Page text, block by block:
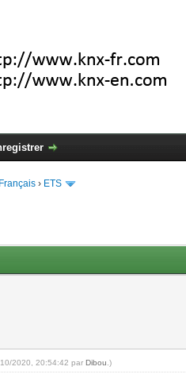
Français › ETS
10/2020, 20:54:42 parDibou .)